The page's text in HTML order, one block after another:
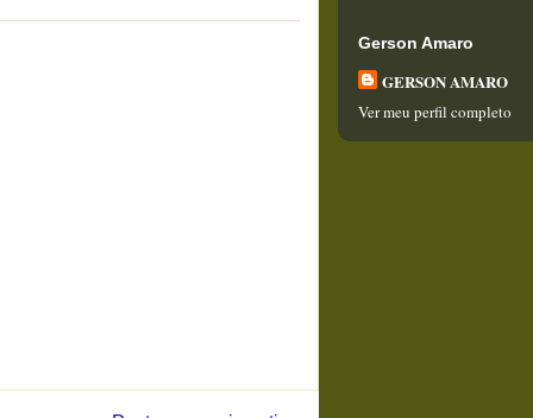
Gerson Amaro
GERSON AMARO
Ver meu perfil completo